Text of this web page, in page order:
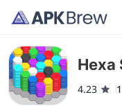
Hexa
4.23